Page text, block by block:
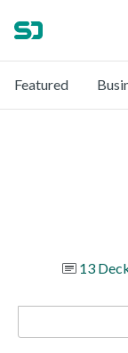
Featured
13